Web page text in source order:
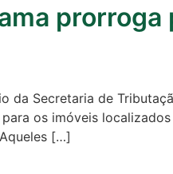
prorroga
da Secretaria de
os imóveis
[…]